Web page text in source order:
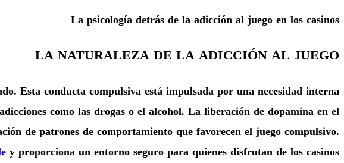
La psicología detrás de la adicción al juego en los casinos
LA NATURALEZA DE LA ADICCIÓN AL JUEGO
Esta conducta compulsiva está impulsada por una necesidad interna
como las drogas o el alcohol. La liberación de dopamina en el
de patrones de comportamiento que favorecen el juego compulsivo.
y proporciona un entorno seguro para quienes disfrutan de los casinos.